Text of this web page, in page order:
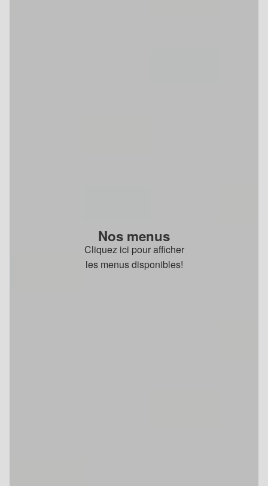
Nos menus
Cliquez ici pour afficher
les menus disponibles!